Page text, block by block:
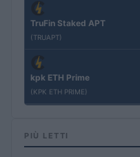
TruFin Staked APT
(TRUAPT)
kpk ETH Prime
(KPK ETH PRIME)
PIÙ LETTI